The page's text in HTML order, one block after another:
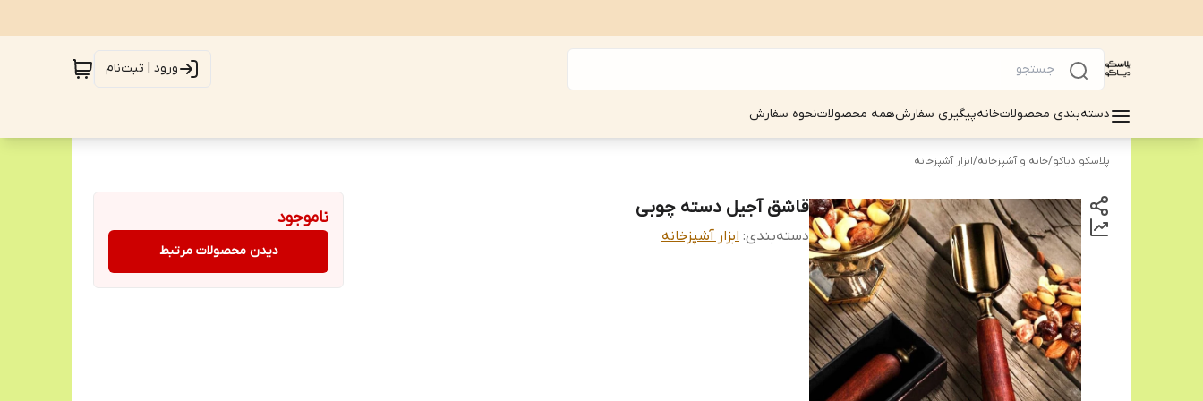
ورود | ثبت‌نام
دسته‌بندی محصولاتخانهپیگیری سفارشهمه محصولاتنحوه سفارش
پلاسکو دیاکو/خانه و آشپزخانه/ابزار آشپزخانه
قاشق آجیل دسته چوبی
دسته‌بندی: ابزار آشپزخانه
ناموجود
دیدن محصولات مرتبط